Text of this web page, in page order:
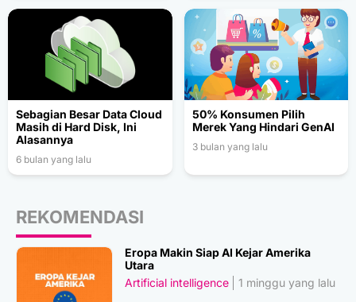
Sebagian Besar Data Cloud
Masih di Hard Disk, Ini
Alasannya
6 bulan yang lalu
50% Konsumen Pilih
Merek Yang Hindari GenAI
3 bulan yang lalu
REKOMENDASI
Eropa Makin Siap AI Kejar Amerika
Utara
Artificial intelligence
1 minggu yang lalu